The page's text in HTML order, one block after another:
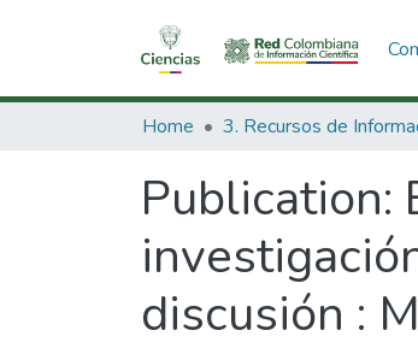
Home
Publication:
discusión :